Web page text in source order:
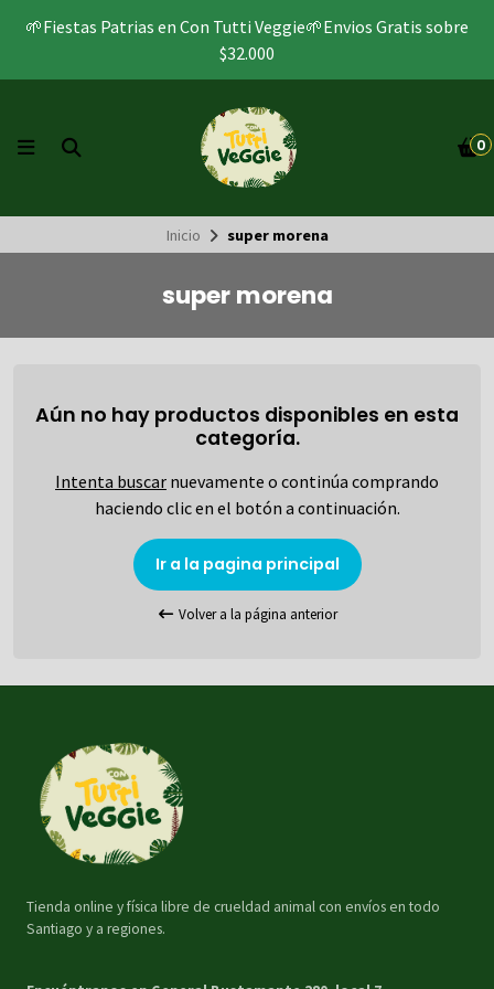
🌱Fiestas Patrias en Con Tutti Veggie🌱Envios Gratis sobre
$32.000
0
Inicio super morena
super morena
Aún no hay productos disponibles en esta
categoría.
Intenta buscar nuevamente o continúa comprando
haciendo clic en el botón a continuación.
Ir a la pagina principal
Volver a la página anterior
Tienda online y física libre de crueldad animal con envíos en todo
Santiago y a regiones.